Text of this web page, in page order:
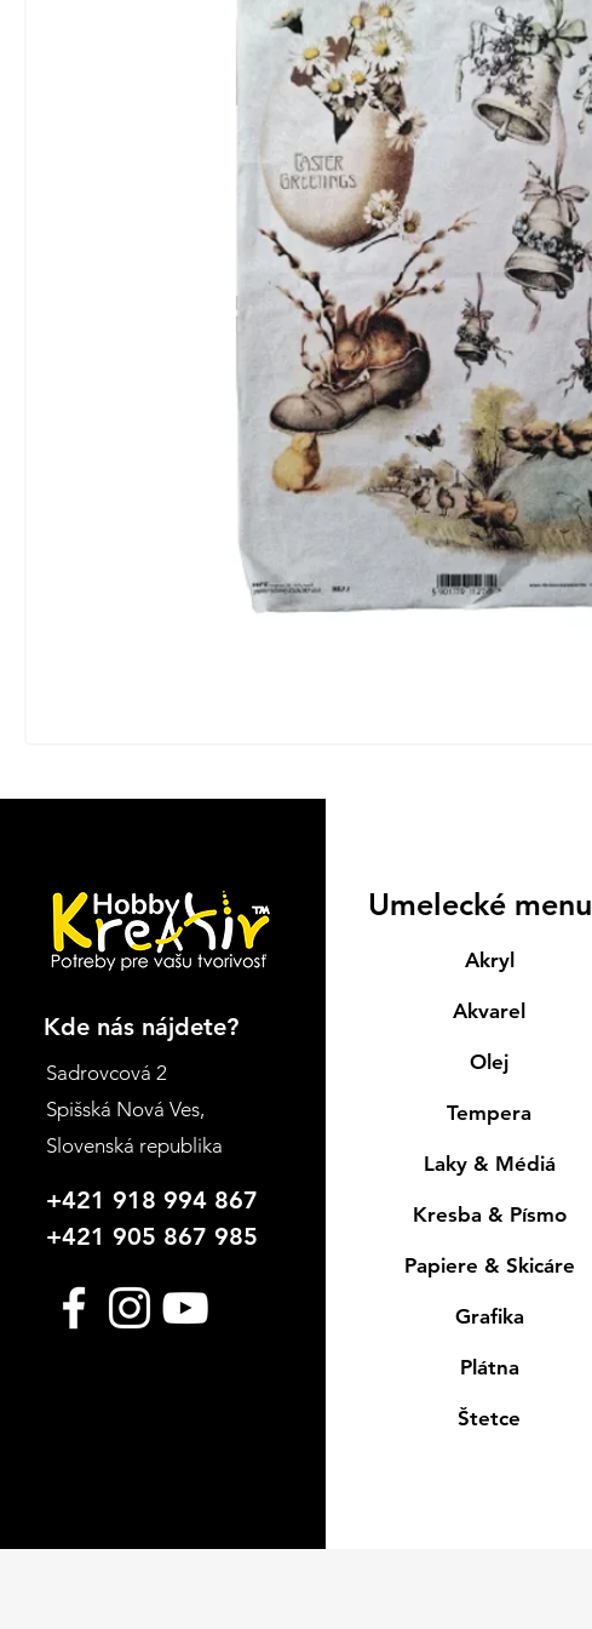
Kde nás nájdete?
Sadrovcová 2
Spišská Nová Ves,
Slovenská republika
+421 918 994 867
+421 905 867 985
Umelecké menu
Akryl
Akvarel
Olej
Tempera
Laky & Médiá
Kresba & Písmo
Papiere & Skicáre
Grafika
Plátna
Štetce